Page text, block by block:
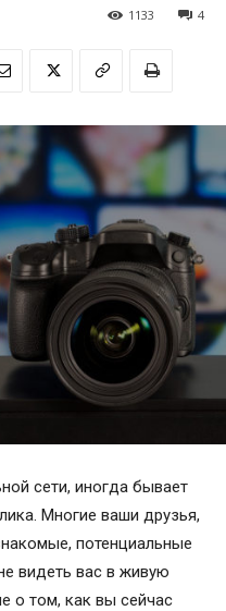
4
1133
сети, иногда бывает
Многие ваши друзья,
потенциальные
видеть вас в живую
о том, как вы сейчас